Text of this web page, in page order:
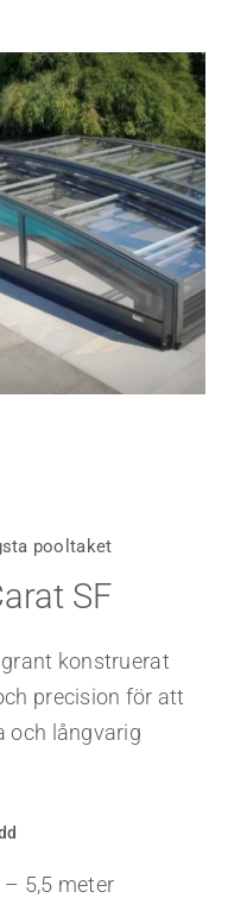
pooltaket
SF
konstruerat
precision för att
och långvarig
– 5,5 meter